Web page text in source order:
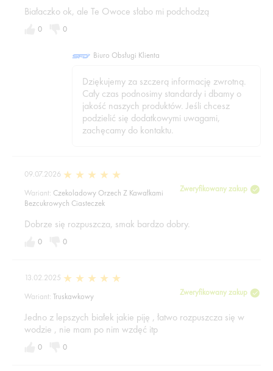
Białaczko ok, ale Te Owoce słabo mi podchodzą
0 0
Biuro Obsługi Klienta
Dziękujemy za szczerą informację zwrotną.
Cały czas podnosimy standardy i dbamy o
jakość naszych produktów. Jeśli chcesz
podzielić się dodatkowymi uwagami,
zachęcamy do kontaktu.
09.07.2026
Zweryfikowany zakup
Wariant: Czekoladowy Orzech Z Kawałkami
Bezcukrowych Ciasteczek
Dobrze się rozpuszcza, smak bardzo dobry.
0 0
13.02.2025
Zweryfikowany zakup
Wariant: Truskawkowy
Jedno z lepszych białek jakie piję , łatwo rozpuszcza się w
wodzie , nie mam po nim wzdęć itp
0 0